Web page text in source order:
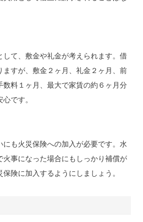
して、敷金や礼金が考えられます。借
ますが、敷金２ヶ月、礼金２ヶ月、前
数料１ヶ月、最大で家賃の約６ヶ月分
です。
にも火災保険への加入が必要です。水
火事になった場合にもしっかり補償が
険に加入するようにしましょう。